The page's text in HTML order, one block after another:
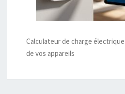
Calculateur de charge
de vos appareils